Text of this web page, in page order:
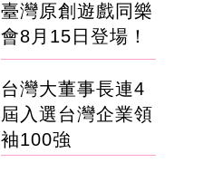
臺灣原創遊戲同樂
會8月15日登場！
台灣大董事長連4
屆入選台灣企業領
袖100強